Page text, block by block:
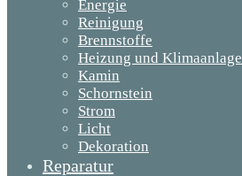
Energie
Reinigung
Brennstoffe
Heizung und Klimaanlage
Kamin
Schornstein
Strom
Licht
Dekoration
Reparatur